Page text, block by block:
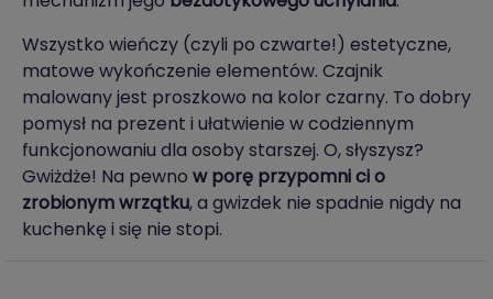
Wszystko wieńczy (czyli po czwarte!) estetyczne,
matowe wykończenie elementów. Czajnik
malowany jest proszkowo na kolor czarny. To dobry
pomysł na prezent i ułatwienie w codziennym
funkcjonowaniu dla osoby starszej. O, słyszysz?
Gwiżdże! Na pewno w porę przypomni ci o
zrobionym wrzątku, a gwizdek nie spadnie nigdy na
kuchenkę i się nie stopi.